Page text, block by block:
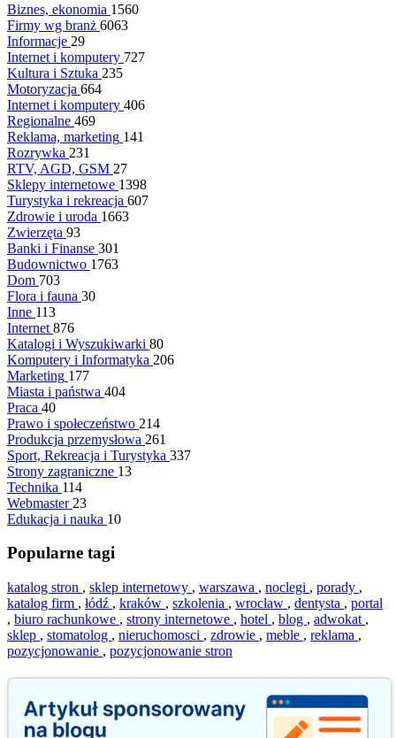
Biznes, ekonomia 1560
Firmy wg branż 6063
Informacje 29
Internet i komputery 727
Kultura i Sztuka 235
Motoryzacja 664
Internet i komputery 406
Regionalne 469
Reklama, marketing 141
Rozrywka 231
RTV, AGD, GSM 27
Sklepy internetowe 1398
Turystyka i rekreacja 607
Zdrowie i uroda 1663
Zwierzęta 93
Banki i Finanse 301
Budownictwo 1763
Dom 703
Flora i fauna 30
Inne 113
Internet 876
Katalogi i Wyszukiwarki 80
Komputery i Informatyka 206
Marketing 177
Miasta i państwa 404
Praca 40
Prawo i społeczeństwo 214
Produkcja przemysłowa 261
Sport, Rekreacja i Turystyka 337
Strony zagraniczne 13
Technika 114
Webmaster 23
Edukacja i nauka 10
Popularne tagi
katalog stron , sklep internetowy , warszawa , noclegi , porady ,
katalog firm , łódź , kraków , szkolenia , wrocław , dentysta , portal
, biuro rachunkowe , strony internetowe , hotel , blog , adwokat ,
sklep , stomatolog , nieruchomosci , zdrowie , meble , reklama ,
pozycjonowanie , pozycjonowanie stron